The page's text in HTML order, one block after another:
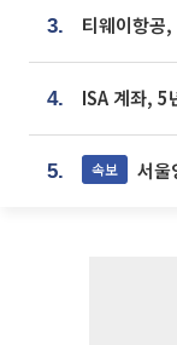
3.
4. ISA 계좌, 5
5. 속보 서울